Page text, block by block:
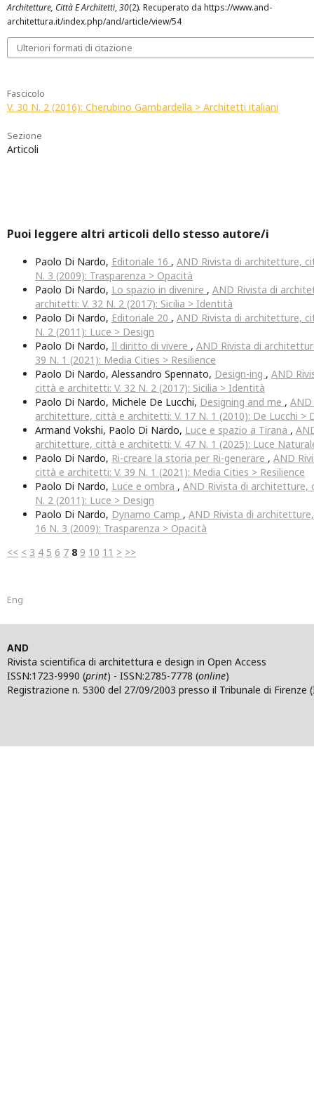
Architetture, Città E Architetti,30(2). Recuperato da https://www.and-
architettura.it/index.php/and/article/view/54
Ulteriori formati di citazione
Fascicolo
V. 30 N. 2 (2016): Cherubino Gambardella > Architetti italiani
Sezione
Articoli
Puoi leggere altri articoli dello stesso autore/i
Paolo Di Nardo, Editoriale 16 , AND Rivista di architetture,
N. 3 (2009): Trasparenza > Opacità
Paolo Di Nardo, Lo spazio in divenire , AND Rivista di
architetti: V. 32 N. 2 (2017): Sicilia > Identità
Paolo Di Nardo, Editoriale 20 , AND Rivista di architetture,
N. 2 (2011): Luce > Design
Paolo Di Nardo, Il diritto di vivere , AND Rivista di
39 N. 1 (2021): Media Cities > Resilience
Paolo Di Nardo, Alessandro Spennato, Design-ing , AND
città e architetti: V. 32 N. 2 (2017): Sicilia > Identità
Paolo Di Nardo, Michele De Lucchi, Designing and me ,
architetture, città e architetti: V. 17 N. 1 (2010): De Lucchi >
Armand Vokshi, Paolo Di Nardo, Luce e spazio a Tirana ,
architetture, città e architetti: V. 47 N. 1 (2025): Luce
Paolo Di Nardo, Ri-creare la storia per Ri-generare , AND
città e architetti: V. 39 N. 1 (2021): Media Cities > Resilience
Paolo Di Nardo, Luce e ombra , AND Rivista di architetture,
N. 2 (2011): Luce > Design
Paolo Di Nardo, Dynamo Camp , AND Rivista di
16 N. 3 (2009): Trasparenza > Opacità
<< < 3 4 5 6 7 8 9 10 11 > >>
English
AND
Rivista scientifica di architettura e design in Open Access
ISSN:1723-9990 (print) - ISSN:2785-7778 (online)
Registrazione n. 5300 del 27/09/2003 presso il Tribunale di Firenze